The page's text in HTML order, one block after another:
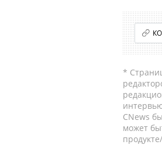
*
CNews
может